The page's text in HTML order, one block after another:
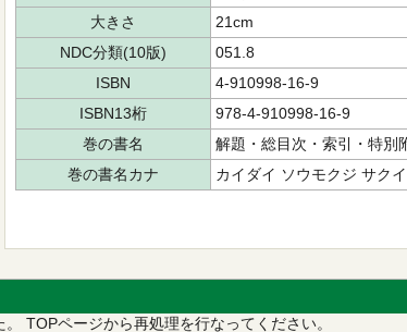
大きさ
21cm
NDC分類(10版)
051.8
ISBN
4-910998-16-9
ISBN13桁
978-4-910998-16-9
巻の書名
解題・総目次・索引・特別
巻の書名カナ
カイダイ ソウモクジ サク
TOPページから再処理を行なってください。